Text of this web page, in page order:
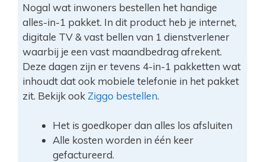
Nogal wat inwoners bestellen het handige
alles-in-1 pakket. In dit product heb je internet,
digitale TV & vast bellen van 1 dienstverlener
waarbij je een vast maandbedrag afrekent.
Deze dagen zijn er tevens 4-in-1 pakketten wat
inhoudt dat ook mobiele telefonie in het pakket
zit. Bekijk ook Ziggo bestellen.
Het is goedkoper dan alles los afsluiten
Alle kosten worden in één keer
gefactureerd.